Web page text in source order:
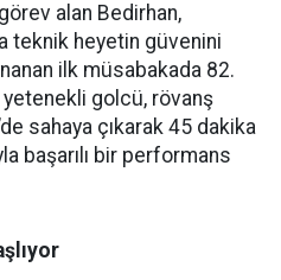
alan Bedirhan,
teknik heyetin güvenini
ilk müsabakada 82.
golcü, rövanş
sahaya çıkarak 45 dakika
başarılı bir performans